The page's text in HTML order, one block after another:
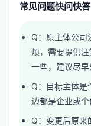
常见问题快问快答
Q：原主体公司
烦，需要提供
一些，建议尽早
Q：目标主体是
边都是企业或个
Q：变更后原来